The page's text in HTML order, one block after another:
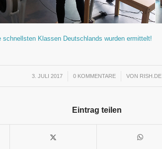
schnellsten Klassen Deutschlands wurden ermittelt!
3. JULI 2017 0 KOMMENTARE
/ VON RISH.DE
Eintrag teilen